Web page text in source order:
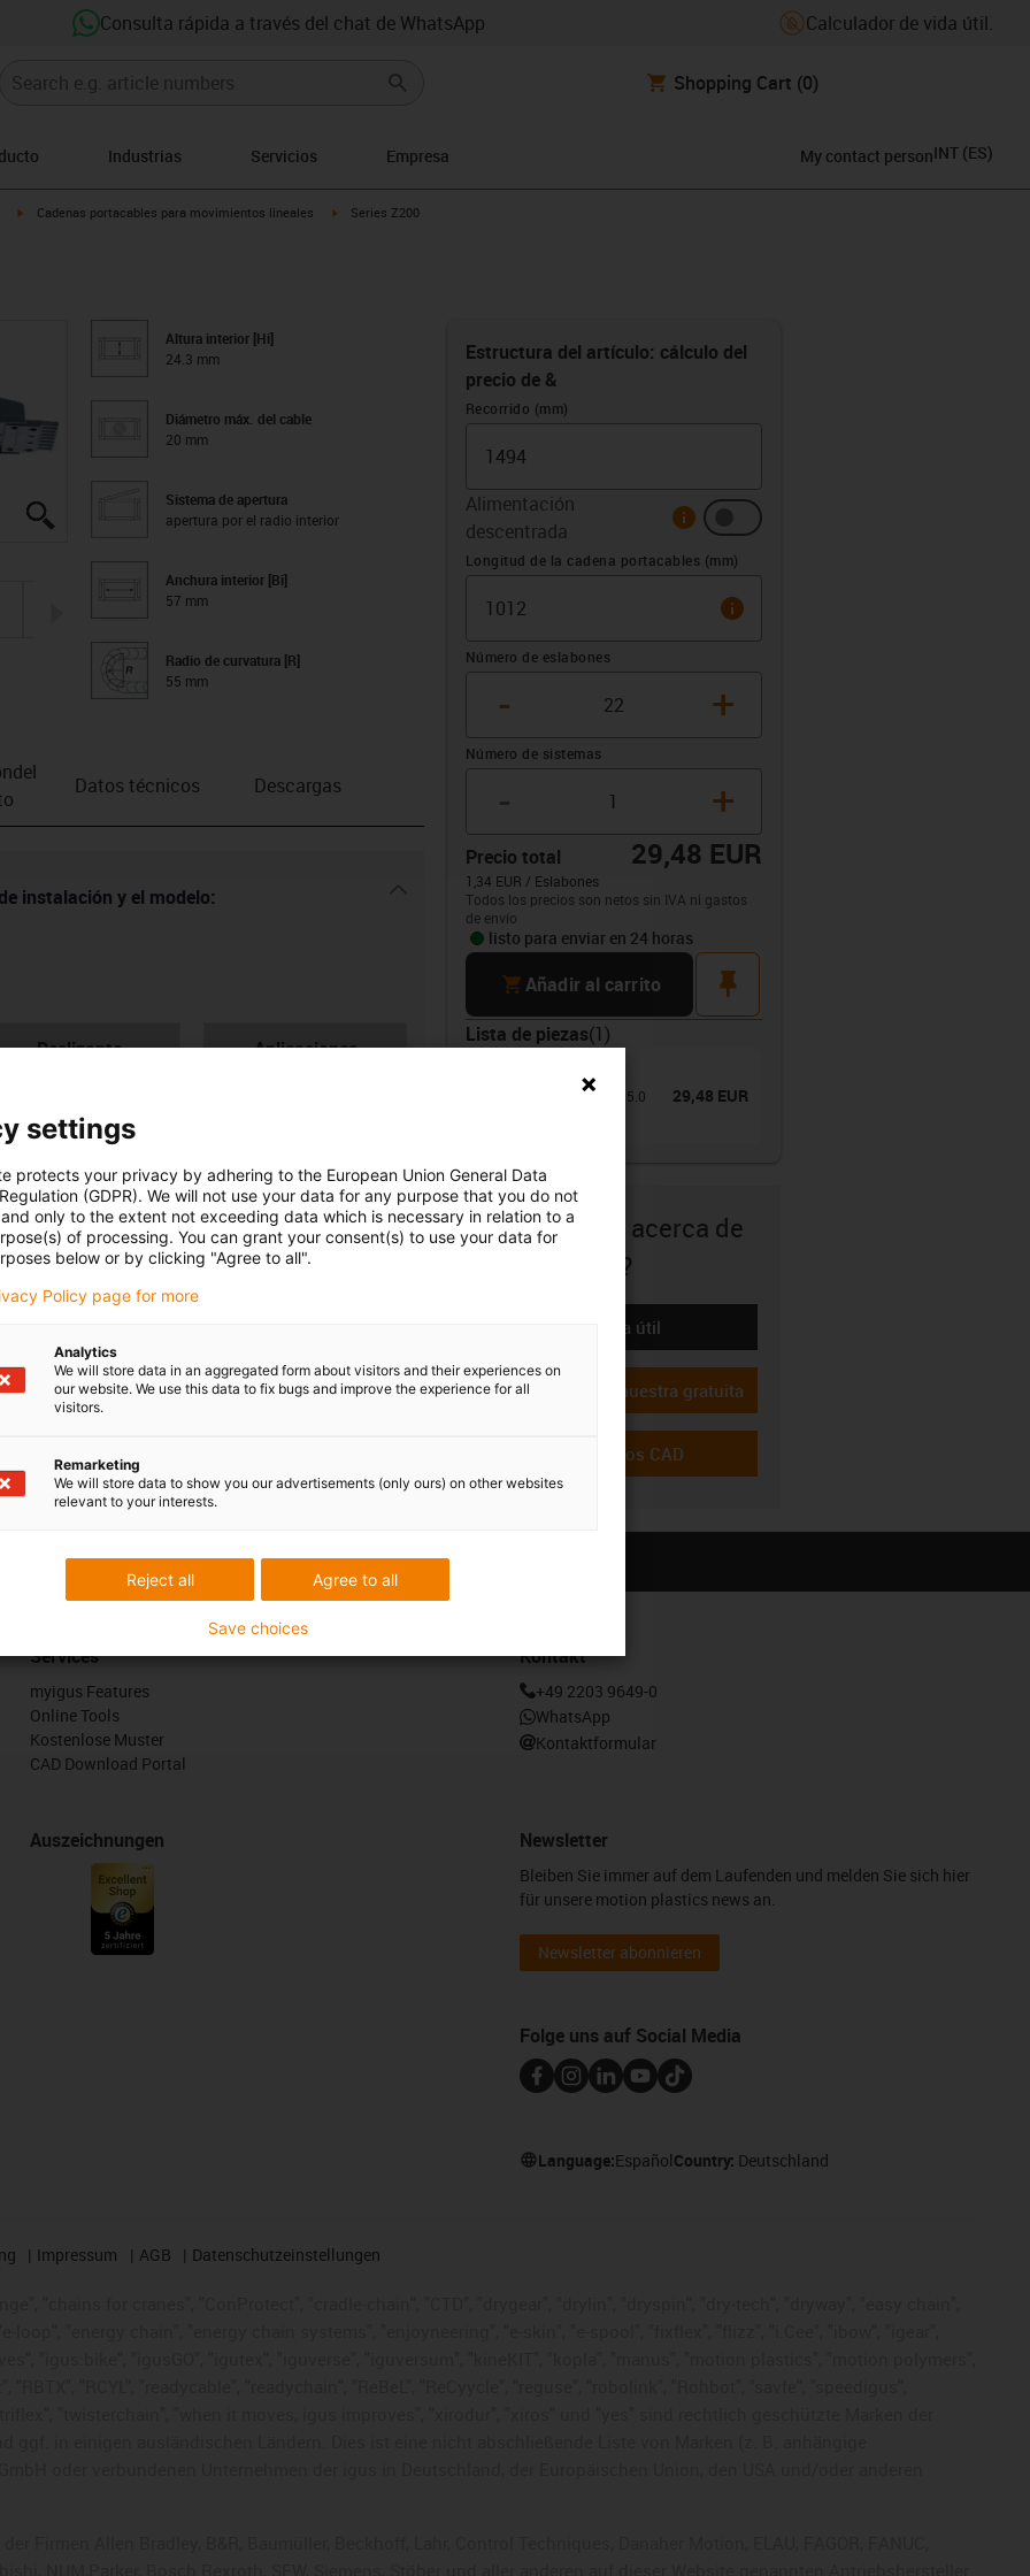
Consulta rápida a través del chat de WhatsApp Calculador de vida útil.
Shopping Cart (0)
Industrias Servicios Empresa My contact personINT (ES)
igus-icon-arrow-right
Cadenas portacables para movimientos lineales igus-icon-arrow-right
Series Z200
igus-icon-lupe
igus-icon-lupe
igus-icon-lupe
igus-icon-lupe
igus-icon-arrow-right
Altura interior [Hi]
24.3 mm
Diámetro máx. del cable
20 mm
Sistema de apertura
apertura por el radio interior
Anchura interior [Bi]
57 mm
Radio de curvatura [R]
55 mm
Estructura del artículo: cálculo del
precio de &
Recorrido (mm)
Alimentación
descentrada
info
Compensación (mm)
Longitud de la cadena portacables (mm)
info
Número de eslabones
- +
Número de sistemas
+
Precio total 29,48 EUR
1,34 EUR / Eslabones
Todos los precios son netos sin IVA ni gastos
de envío
listo para enviar en 24 horas
cartAñadir al carrito
pin
Lista de piezas(1 )
Z200.05.055.0
29,48 EUR
¿Tiene dudas acerca de
su idoneidad?
igus-icon-lebensdauerrechner
Calcule la vida útil
igus-icon-gratismuster
Solicite una muestra gratuita
igus-icon-cad-dateien
Descargar datos CAD
Datos técnicos Descargas
instalación y el modelo: igus-icon-dropdown-up
check
Deslizante
Aplicaciones
interior [Bi]
57 55
Lob & Kritik
Services
myigus Features
Online Tools
Kostenlose Muster
CAD Download Portal
Auszeichnungen
Kontakt
+49 2203 9649-0
WhatsApp
Kontaktformular
Newsletter
Bleiben Sie immer auf dem Laufenden und melden Sie sich hier
für unsere motion plastics news an.
Newsletter abonnieren
Folge uns auf Social Media
Language:EspañolCountry: Deutschland
Impressum AGB Datenschutzeinstellungen
settings
protects your privacy by adhering to the European Union General Data
(GDPR). We will not use your data for any purpose that you do not
only to the extent not exceeding data which is necessary in relation to a
of processing. You can grant your consent(s) to use your data for
below or by clicking "Agree to all".
Policy page for more
Analytics
We will store data in an aggregated form about visitors and their experiences on
our website. We use this data to fix bugs and improve the experience for all
visitors.
Remarketing
We will store data to show you our advertisements (only ours) on other websites
relevant to your interests.
Agree to all
Reject all
Save choices